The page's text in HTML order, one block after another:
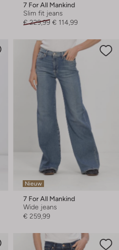
7 For All Mankind
Slim fit jeans
€ 229,99 € 114,99
Nieuw
7 For All Mankind
Wide jeans
€ 259,99